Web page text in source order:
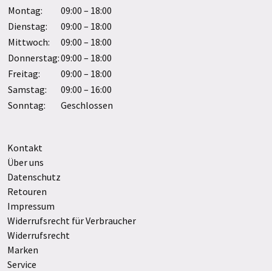
Montag:
09:00 – 18:00
Dienstag:
09:00 – 18:00
Mittwoch:
09:00 – 18:00
Donnerstag:09:00 – 18:00
Freitag:
09:00 – 18:00
Samstag:
09:00 – 16:00
Sonntag:
Geschlossen
Kontakt
Über uns
Datenschutz
Retouren
Impressum
Widerrufsrecht für Verbraucher
Widerrufsrecht
Marken
Service